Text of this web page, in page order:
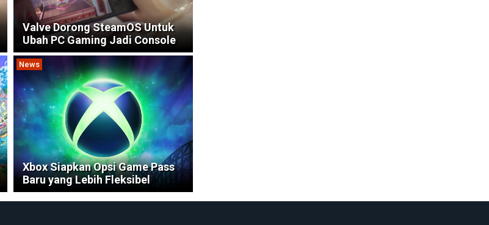
Valve Dorong SteamOS Untuk
Ubah PC Gaming Jadi Console
News
Xbox Siapkan Opsi Game Pass
Baru yang Lebih Fleksibel